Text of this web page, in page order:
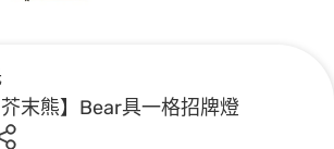
芥末熊】Bear具一格招牌燈